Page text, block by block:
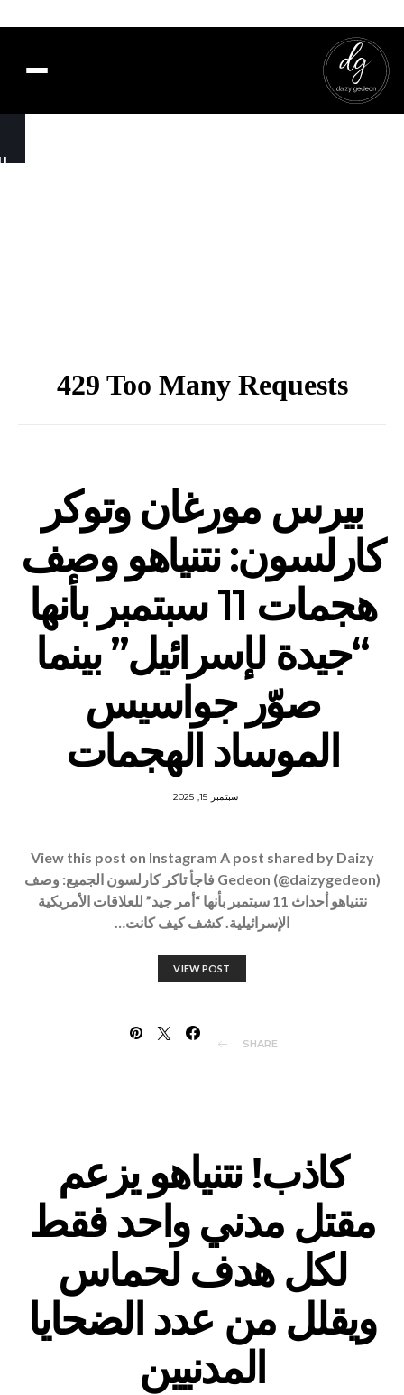
بيرس مورغان وتوكر
كارلسون: نتنياهو وصف
هجمات 11 سبتمبر بأنها
“جيدة لإسرائيل” بينما
صوّر جواسيس
الموساد الهجمات
سبتمبر 15, 2025
View this post on Instagram A post shared by Daizy
Gedeon (@daizygedeon) فاجأ تاكر كارلسون الجميع: وصف
نتنياهو أحداث 11 سبتمبر بأنها “أمر جيد” للعلاقات الأمريكية
الإسرائيلية. كشف كيف كانت…
VIEW POST
SHARE
كاذب! نتنياهو يزعم
مقتل مدني واحد فقط
لكل هدف لحماس
ويقلل من عدد الضحايا
المدنيين